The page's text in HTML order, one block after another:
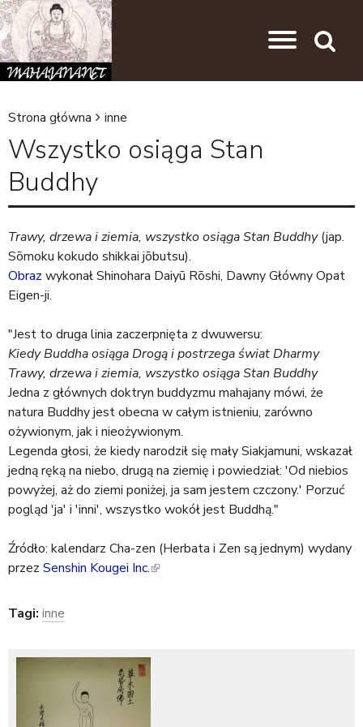
J
e
s
t
e
ś
t
t
a
j
Strona główna inne
Wszystko osiąga Stan
Buddhy
Trawy, drzewa i ziemia, wszystko osiąga Stan Buddhy(jap.
Sōmoku kokudo shikkai jōbutsu).
Obraz wykonał Shinohara Daiyū Rōshi, Dawny Główny Opat
Eigen-ji.
"Jest to druga linia zaczerpnięta z dwuwersu:
Kiedy Buddha osiąga Drogą i postrzega świat Dharmy
Trawy, drzewa i ziemia, wszystko osiąga Stan Buddhy
Jedna z głównych doktryn buddyzmu mahajany mówi, że
natura Buddhy jest obecna w całym istnieniu, zarówno
ożywionym, jak i nieożywionym.
Legenda głosi, że kiedy narodził się mały Siakjamuni, wskazał
jedną ręką na niebo, drugą na ziemię i powiedział: 'Od niebios
powyżej, aż do ziemi poniżej, ja sam jestem czczony.' Porzuć
pogląd 'ja' i 'inni', wszystko wokół jest Buddhą."
Źródło: kalendarz Cha-zen (Herbata i Zen są jednym) wydany
przez Senshin Kougei Inc.(
i
Tagi: inne